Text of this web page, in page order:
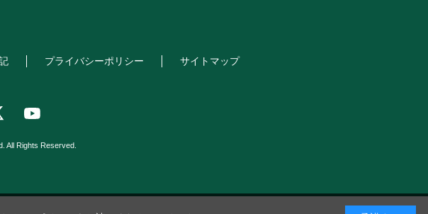
プライバシーポリシー サイトマップ
All Rights Reserved.